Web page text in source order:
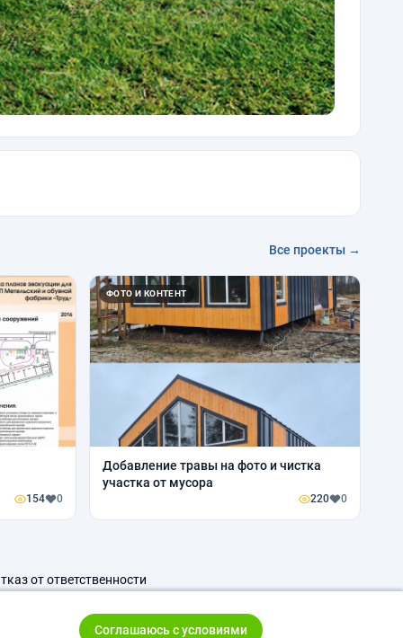
Все проекты →
154 0
ФОТО И КОНТЕНТ
Добавление травы на фото и чистка
участка от мусора
220 0
от ответственности
Соглашаюсь с условиями